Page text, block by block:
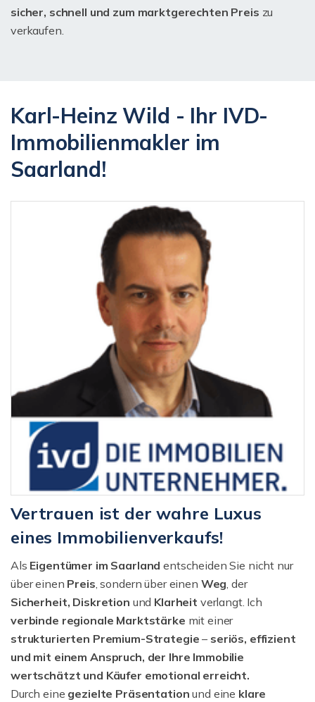
sicher, schnell und zum marktgerechten Preis zu
verkaufen.
Karl-Heinz Wild - Ihr IVD-
Immobilienmakler im
Saarland!
Vertrauen ist der wahre Luxus
eines Immobilienverkaufs!
Als Eigentümer im Saarland entscheiden Sie nicht nur
über einen Preis, sondern über einen Weg, der
Sicherheit, Diskretion und Klarheit verlangt. Ich
verbinde regionale Marktstärke mit einer
strukturierten Premium-Strategie – seriös, effizient
und mit einem Anspruch, der Ihre Immobilie
wertschätzt und Käufer emotional erreicht.
Durch eine gezielte Präsentation und eine klare